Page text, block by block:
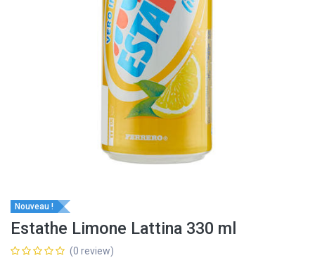
Nouveau !
Estathe Limone Lattina 330 ml
(0 review)